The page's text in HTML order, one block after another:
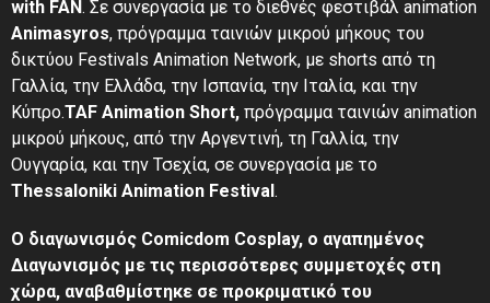
with FAN. Σε συνεργασία με το διεθνές φεστιβάλ animation
Animasyros, πρόγραμμα ταινιών μικρού μήκους του
δικτύου Festivals Animation Network, με shorts από τη
Γαλλία, την Ελλάδα, την Ισπανία, την Ιταλία, και την
Κύπρο.TAF Animation Short, πρόγραμμα ταινιών animation
μικρού μήκους, από την Αργεντινή, τη Γαλλία, την
Ουγγαρία, και την Τσεχία, σε συνεργασία με το
Thessaloniki Animation Festival.
Ο διαγωνισμός Comicdom Cosplay, o αγαπημένος
Διαγωνισμός με τις περισσότερες συμμετοχές στη
χώρα, αναβαθμίστηκε σε προκριματικό του